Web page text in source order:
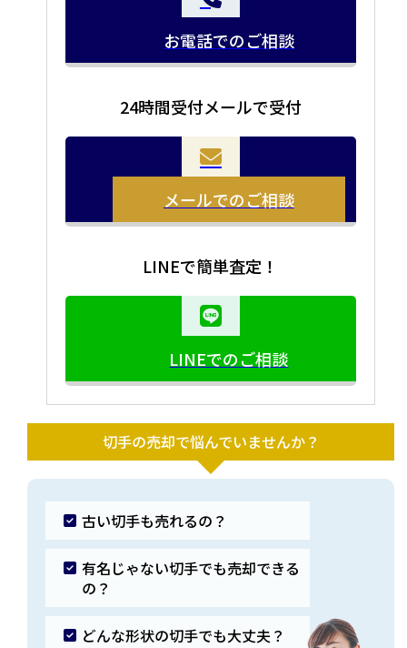
お電話でのご相談
24時間受付メールで受付
メールでのご相談
LINEで簡単査定！
LINEでのご相談
切手の売却で悩んでいませんか？
古い切手も売れるの？
有名じゃない切手でも売却できる
の？
どんな形状の切手でも大丈夫？